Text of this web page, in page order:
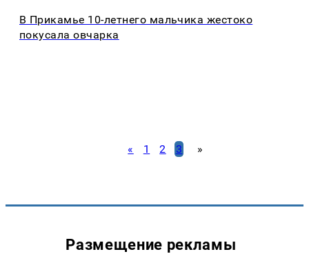
В Прикамье 10-летнего мальчика жестоко
покусала овчарка
« 1 2 3 »
Размещение рекламы